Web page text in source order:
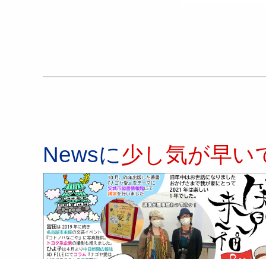
Newsに少し気が早い